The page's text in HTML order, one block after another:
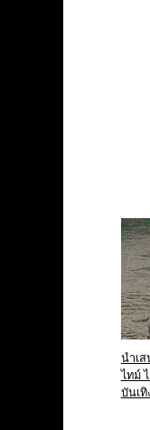
นำเ
ไทม์
บันเทิ